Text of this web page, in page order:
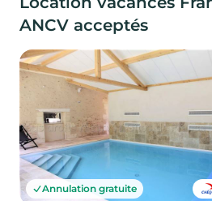
ANCV acceptés
Annulation gratuite